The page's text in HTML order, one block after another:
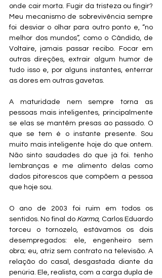
onde cair morta. Fugir da tristeza ou fingir?
Meu mecanismo de sobrevivência sempre
foi desviar o olhar para outro ponto e, “no
melhor dos mundos”, como o Cândido, de
Voltaire, jamais passar recibo. Focar em
outras direções, extrair algum humor de
tudo isso e, por alguns instantes, enterrar
as dores em outras gavetas.
A maturidade nem sempre torna as
pessoas mais inteligentes, principalmente
se elas se mantêm presas ao passado. O
que se tem é o instante presente. Sou
muito mais inteligente hoje do que ontem.
Não sinto saudades do que já foi. tenho
lembranças e me alimento delas como
dados pitorescos que compõem a pessoa
que hoje sou.
O ano de 2003 foi ruim em todos os
sentidos. No final do Karma, Carlos Eduardo
torceu o tornozelo, estávamos os dois
desempregados: ele, engenheiro sem
obra; eu, atriz sem contrato na televisão. A
relação do casal, desgastada diante da
penúria. Ele, realista, com a carga dupla de